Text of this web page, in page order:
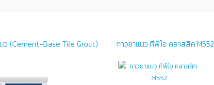
ว (Cement-Base Tile Grout) กาวยาแนว ทีพีไอ คลาสสิค M552